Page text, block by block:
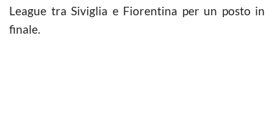
League tra Siviglia e Fiorentina per un posto in
finale.